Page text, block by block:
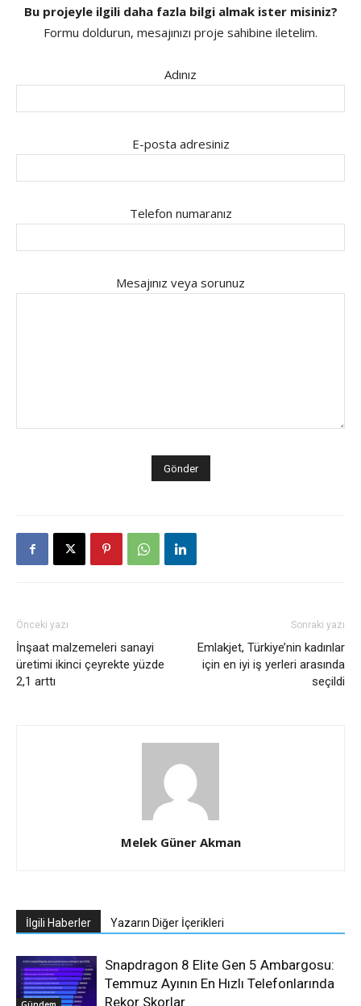
Bu projeyle ilgili daha fazla bilgi almak ister misiniz?
Formu doldurun, mesajınızı proje sahibine iletelim.
Adınız
E-posta adresiniz
Telefon numaranız
Mesajınız veya sorunuz
Önceki yazı
İnşaat malzemeleri sanayi
üretimi ikinci çeyrekte yüzde
2,1 arttı
Sonraki yazı
Emlakjet, Türkiye’nin kadınlar
için en iyi iş yerleri arasında
seçildi
Melek Güner Akman
İlgili Haberler Yazarın Diğer İçerikleri
Snapdragon 8 Elite Gen 5 Ambargosu:
Temmuz Ayının En Hızlı Telefonlarında
Rekor Skorlar